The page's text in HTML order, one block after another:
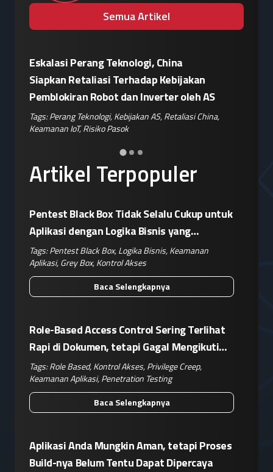
Semua Artikel
Artikel Terpopuler
Pentest Black Box Tidak Selalu Cukup untuk
Aplikasi dengan Logika Bisnis yang
Kompleks
Tags:Pentest Black Box,Logika Bisnis,Keamanan
Aplikasi,Grey Box,Kontrol Akses
Baca Selengkapnya
Role-Based Access Control Sering Terlihat
Rapi di Dokumen, tetapi Gagal Mengikuti
Operasional Nyata
Tags:Role Based,Kontrol Akses,Privilege Creep,
Keamanan Aplikasi,Penetration Testing
Baca Selengkapnya
Aplikasi Anda Mungkin Aman, tetapi Proses
Build-nya Belum Tentu Dapat Dipercaya
Eskalasi Perang Teknologi, China
Siapkan Retaliasi Terhadap Kebijakan
Pemblokiran Robot dan Inverter oleh AS
Tags:Perang Teknologi,Kebijakan AS,Retaliasi China,
Keamanan IoT,Risiko Pasok